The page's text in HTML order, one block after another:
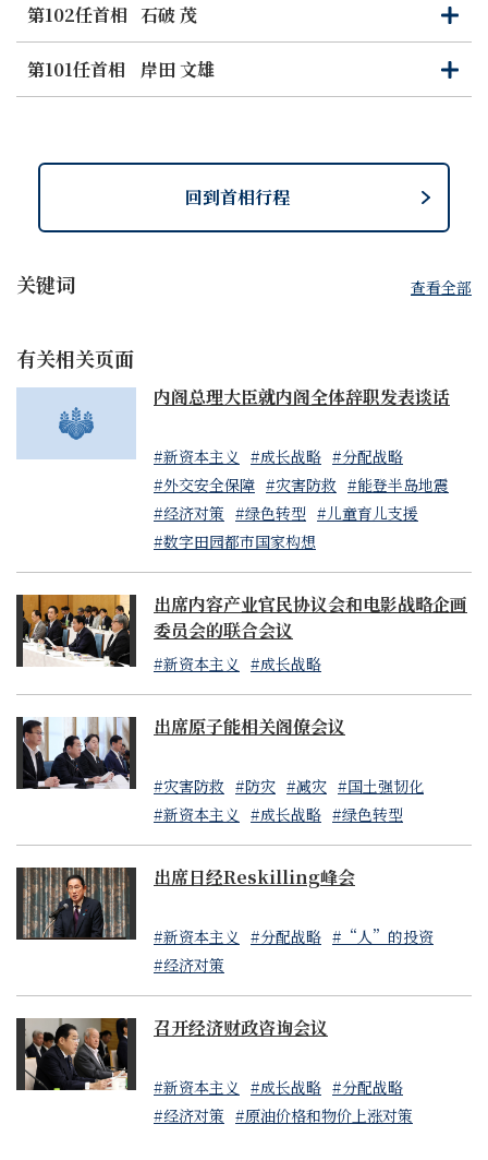
第102任首相 石破 茂
打
开
关
闭
第101任首相
岸田 文雄
打
开
关
闭
关键词 查看全部
有关相关页面
内阁总理大臣就内阁全体辞职发表谈话
#新资本主义 #成长战略 #分配战略
#外交安全保障 #灾害防救 #能登半岛地震
#经济对策 #绿色转型 #儿童育儿支援
#数字田园都市国家构想
出席内容产业官民协议会和电影战略企画
委员会的联合会议
#新资本主义 #成长战略
出席原子能相关阁僚会议
#灾害防救 #防灾 #减灾 #国土强韧化
#新资本主义 #成长战略 #绿色转型
出席日经Reskilling峰会
#新资本主义 #分配战略 #“人”的投资
#经济对策
召开经济财政咨询会议
#新资本主义 #成长战略 #分配战略
#经济对策 #原油价格和物价上涨对策
回到首相行程